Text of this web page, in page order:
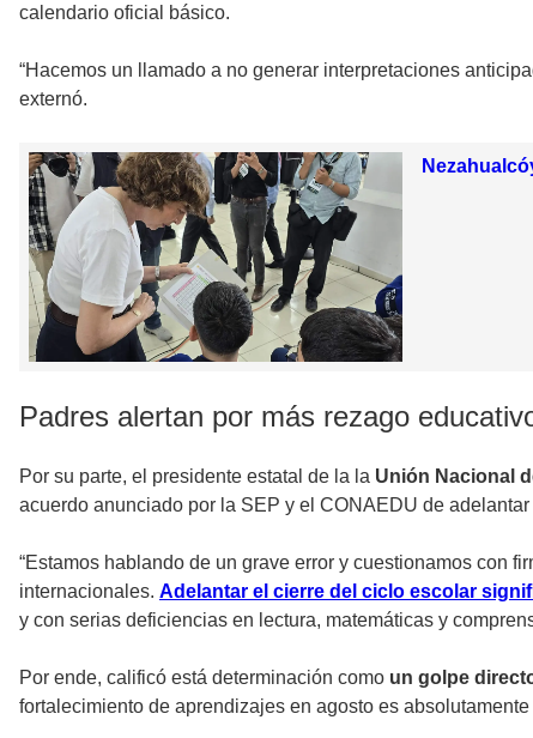
calendario oficial básico.
“Hacemos un llamado a no generar interpretaciones
externó.
Padres alertan por más rezago
Por su parte, el presidente estatal de la la Unión Nacional
acuerdo anunciado por la SEP y el CONAEDU de
“Estamos hablando de un grave error y cuestionamos con
internacionales. Adelantar el cierre del ciclo escolar
y con serias deficiencias en lectura, matemáticas y
Por ende, calificó está determinación como un golpe
fortalecimiento de aprendizajes en agosto es